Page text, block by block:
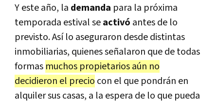
Y este año, la demanda para la próxima
temporada estival seactivó antes de lo
previsto. Así lo aseguraron desde distintas
inmobiliarias, quienes señalaron que de todas
formas muchos propietarios aún no
decidieron el precio con el que pondrán en
alquiler sus casas, a la espera de lo que pueda